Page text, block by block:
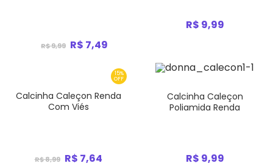
R$ 9,99 R$ 7,49
R$ 9,99
15%
OFF
Calcinha Caleçon Renda
Com Viés
R$ 8,99 R$ 7,64
Calcinha Caleçon
Poliamida Renda
R$ 9,99